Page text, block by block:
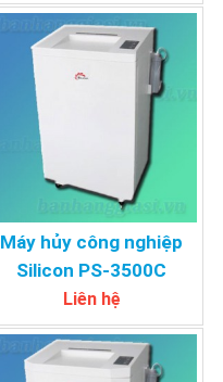
Máy hủy công nghiệp
Silicon PS-3500C
Liên hệ